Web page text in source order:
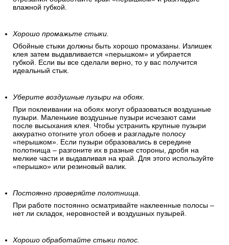
влажной губкой.
Хорошо промажьте стыки.
Обойные стыки должны быть хорошо промазаны. Излишек
клея затем выдавливается «перышком» и убирается
губкой. Если вы все сделали верно, то у вас получится
идеальный стык.
Уберите воздушные пузыри на обоях.
При поклеивании на обоях могут образоваться воздушные
пузыри. Маленькие воздушные пузыри исчезают сами
после высыхания клея. Чтобы устранить крупные пузыри
аккуратно отогните угол обоев и разгладьте полосу
«перышком». Если пузыри образовались в середине
полотнища – разгоните их в разные стороны, дробя на
мелкие части и выдавливая на край. Для этого используйте
«перышко» или резиновый валик.
Постоянно проверяйте полотнища.
При работе постоянно осматривайте наклеенные полосы –
нет ли складок, неровностей и воздушных пузырей.
Хорошо обработайте стыки полос.